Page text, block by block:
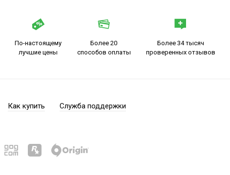
По-настоящему
лучшие цены
Более 20
способов оплаты
Более 34 тысяч
проверенных отзывов
Как купить Служба поддержки